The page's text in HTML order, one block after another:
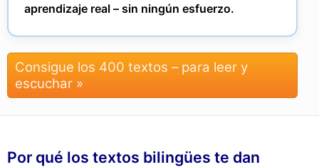
aprendizaje real – sin ningún esfuerzo.
Consigue los 400 textos – para leer y
escuchar »
Por qué los textos bilingües te dan